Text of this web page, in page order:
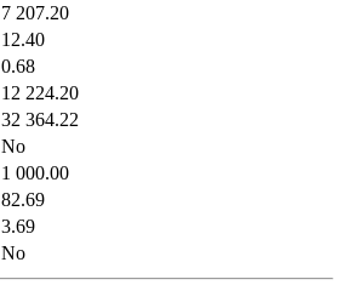
7 207.20
12.40
0.68
12 224.20
32 364.22
No
1 000.00
82.69
3.69
No